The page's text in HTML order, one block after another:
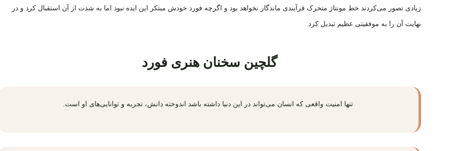
زیادی تصور می‌کردند خط مونتاژ متحرک فرآیندی ماندگار نخواهد بود و اگرچه فورد خودش مبتکر این ایده نبود اما به شدت از آن استقبال کرد و در
نهایت آن را به موفقیتی عظیم تبدیل کرد.
گلچین سخنان هنری فورد
تنها امنیت واقعی که انسان می‌تواند در این دنیا داشته باشد اندوخته دانش، تجربه و توانایی‌های او است.